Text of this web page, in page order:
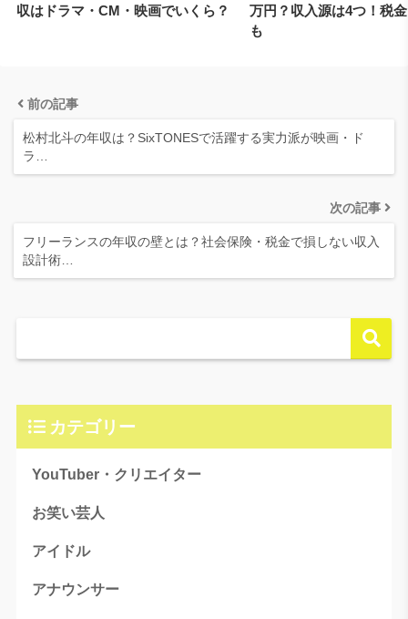
収はドラマ・CM・映画でいくら？
万円？収入源は4つ！税
も
前の記事
松村北斗の年収は？SixTONESで活躍する実力派が映画・ド
ラ…
次の記事
フリーランスの年収の壁とは？社会保険・税金で損しない収入
設計術…
カテゴリー
YouTuber・クリエイター
お笑い芸人
アイドル
アナウンサー